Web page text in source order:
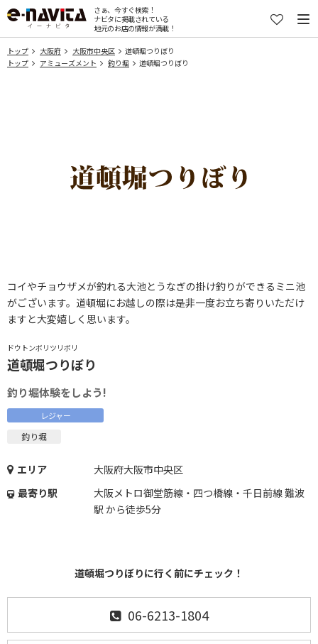
さぁ、今すぐ検索！
ナビタに掲載されている
地元のお店の情報が満載！
トップ 大阪府 大阪市中央区
道頓堀つりぼり
トップ
アミューズメント 釣り堀 道頓堀つりぼり
ドウトンボリツリボリ
道頓堀つりぼり
釣り堀体験をしよう!
レジャー
釣り堀
エリア
大阪府大阪市中央区
最寄り駅
大阪メトロ御堂筋線・四つ橋線・千日前線 難波
駅 から徒歩5分
道頓堀つりぼりに行く前にチェック！
06-6213-1804
コイやチョウザメが釣れる大池とうなぎの掛け釣りができるミニ池
がございます。道頓堀にお越しの際は是非一度お立ち寄りいただけ
ますと大変嬉しく思います。